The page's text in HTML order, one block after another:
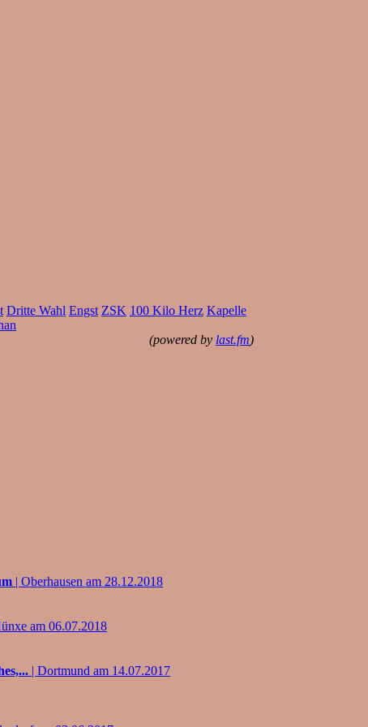
Dritte Wahl Engst ZSK 100 Kilo Herz Kapelle
(powered by last.fm)
| Oberhausen am 28.12.2018
am 06.07.2018
| Dortmund am 14.07.2017